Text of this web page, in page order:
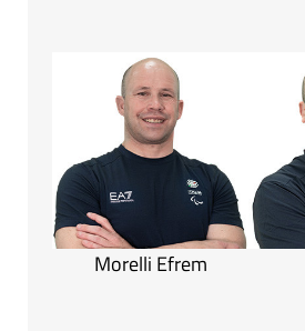
Morelli Efrem